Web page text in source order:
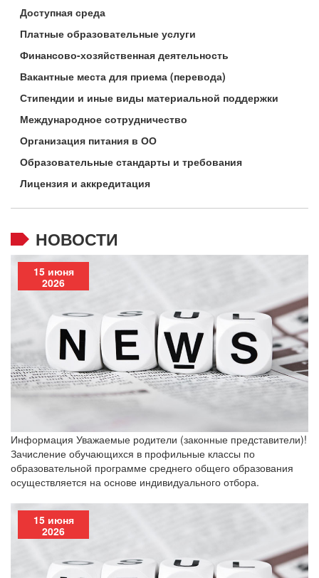
Доступная среда
Платные образовательные услуги
Финансово-хозяйственная деятельность
Вакантные места для приема (перевода)
Стипендии и иные виды материальной поддержки
Международное сотрудничество
Организация питания в ОО
Образовательные стандарты и требования
Лицензия и аккредитация
НОВОСТИ
15 июня
2026
Информация Уважаемые родители (законные представители)!
Зачисление обучающихся в профильные классы по
образовательной программе среднего общего образования
осуществляется на основе индивидуального отбора.
15 июня
2026